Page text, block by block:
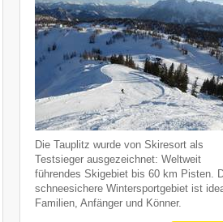
Die Tauplitz wurde von Skiresort als
Testsieger ausgezeichnet: Weltweit
führendes Skigebiet bis 60 km Pisten.
schneesichere Wintersportgebiet ist
Familien, Anfänger und Könner.